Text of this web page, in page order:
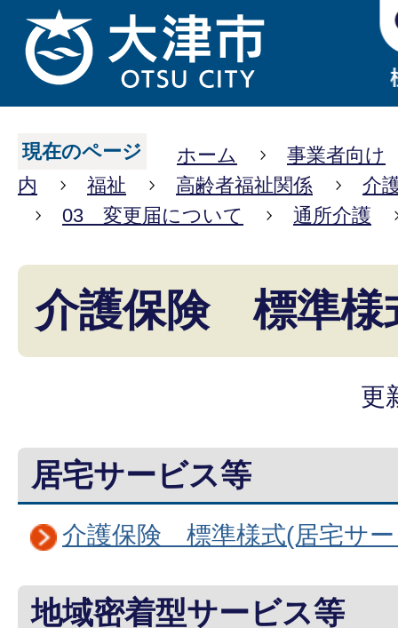
現在のページ ホーム
事業者向け
内
福祉 高齢者福祉関係
介
03 変更届について
通所介護
介護保険 標準様
更
居宅サービス等
介護保険 標準様式(居宅サ
地域密着型サービス等